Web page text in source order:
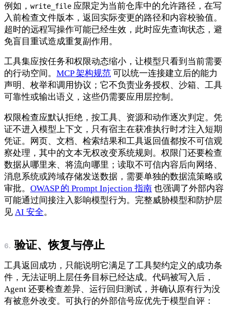
例如， write_file 应限定为当前仓库中的允许路径，在写
入前检查文件版本，返回实际变更的路径和内容校验值。
超时的远程写操作可能已经生效，此时应先查询状态，避
免盲目重试造成重复副作用。
工具集应按任务和权限动态缩小，让模型只看到当前需要
的行动空间。 MCP 架构规范 可以统一连接建立后的能力
声明、枚举和调用协议；它不负责业务授权、沙箱、工具
可靠性或输出语义，这些仍需要应用层控制。
权限检查应默认拒绝，按工具、资源和动作逐次判定。凭
证不进入模型上下文，只有宿主在获准执行时才注入短期
凭证。网页、文档、检索结果和工具返回值都按不可信观
察处理，其中的文本无权改变系统规则。权限门还要检查
数据从哪里来、将流向哪里；读取不可信内容后向网络、
消息系统或跨域存储发送数据，需要单独的数据流策略或
审批。 OWASP 的 Prompt Injection 指南 也强调了外部内容
可能通过间接注入影响模型行为。完整威胁模型和防护层
见 AI 安全。
验证、恢复与停止
工具返回成功，只能说明它满足了工具契约定义的成功条
件，无法证明上层任务目标已经达成。代码被写入后，
Agent 还要检查差异、运行回归测试，并确认原有行为没
有被意外改变。可执行的外部信号应优先于模型自评：